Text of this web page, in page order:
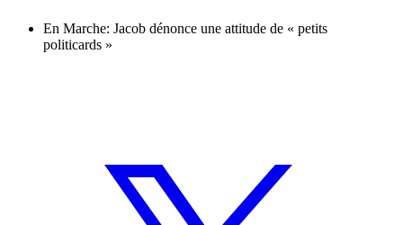
En Marche: Jacob dénonce une attitude de « petits
politicards »